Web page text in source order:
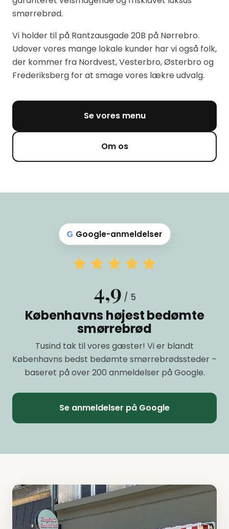
smørrebrød.
Vi holder til på Rantzausgade 20B på Nørrebro.
Udover vores mange lokale kunder har vi også folk,
der kommer fra Nordvest, Vesterbro, Østerbro og
Frederiksberg for at smage vores lækre udvalg.
Se vores menu
Om os
G Google-anmeldelser
4,9 / 5
Københavns højest bedømte
smørrebrød
Tusind tak til vores gæster! Vi er blandt
Københavns bedst bedømte smørrebrødssteder –
baseret på over 200 anmeldelser på Google.
Se anmeldelser på Google